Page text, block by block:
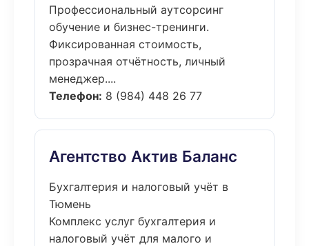
Профессиональный аутсорсинг
обучение и бизнес-тренинги.
Фиксированная стоимость,
прозрачная отчётность, личный
менеджер....
Телефон: 8 (984) 448 26 77
Агентство Актив Баланс
Бухгалтерия и налоговый учёт в
Тюмень
Комплекс услуг бухгалтерия и
налоговый учёт для малого и